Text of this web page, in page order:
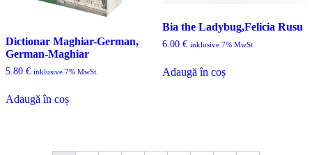
Dictionar Maghiar-German,
German-Maghiar
5.80 € inklusive 7% MwSt.
Adaugă în coș
Bia the Ladybug,Felicia Rusu
6.00 € inklusive 7% MwSt.
Adaugă în coș